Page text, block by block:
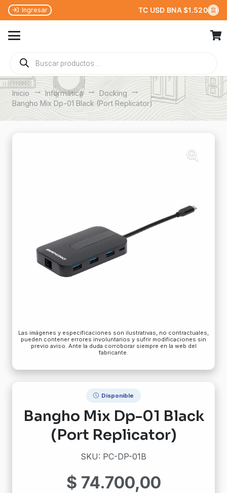
Ingresar TC USD BNA $1.520
Búsqueda
de
productos
Inicio trending_flat Informática trending_flat Docking trending_flat
Bangho Mix Dp-01 Black (Port Replicator)
Las imágenes y especificaciones son ilustrativas, no contractuales,
pueden contener errores involuntarios y sufrir modificaciones sin
previo aviso. Ante la duda corroborar siempre en la web del
fabricante.
Disponible
Bangho Mix Dp-01 Black
(Port Replicator)
SKU: PC-DP-01B
$ 74.700,00